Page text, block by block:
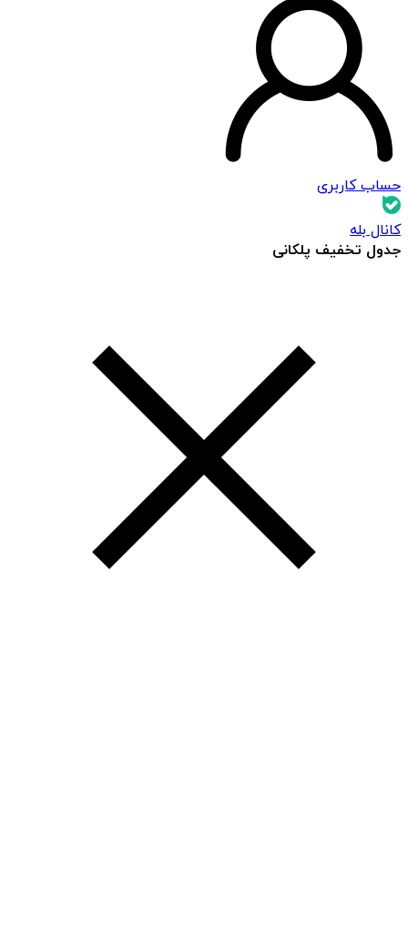
حساب کاربری
کانال بله
جدول تخفیف پلکانی